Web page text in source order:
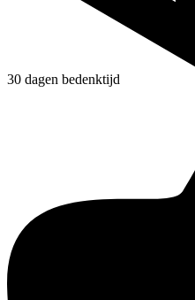
30 dagen bedenktijd